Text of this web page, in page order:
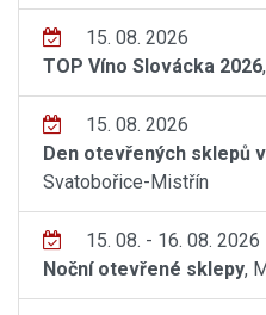
15. 08. 2026
TOP Víno Slovácka 2026
15. 08. 2026
Den otevřených sklepů
Svatobořice-Mistřín
15. 08. - 16. 08. 2026
Noční otevřené sklepy,